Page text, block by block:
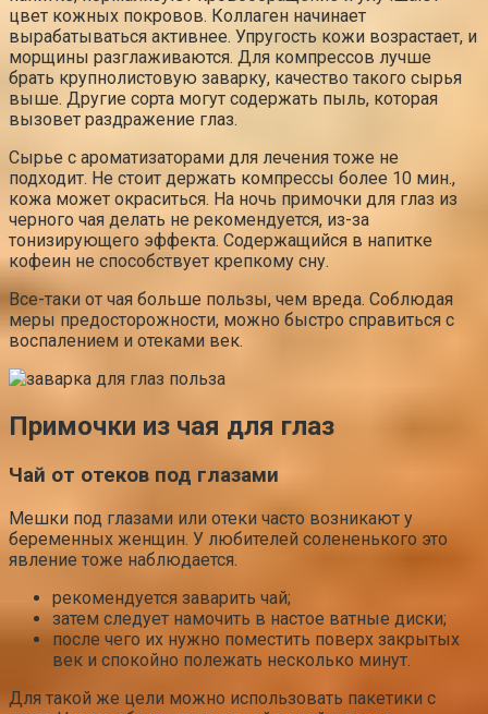
цвет кожных покровов. Коллаген начинает
вырабатываться активнее. Упругость кожи возрастает, и
морщины разглаживаются. Для компрессов лучше
брать крупнолистовую заварку, качество такого сырья
выше. Другие сорта могут содержать пыль, которая
вызовет раздражение глаз.
Сырье с ароматизаторами для лечения тоже не
подходит. Не стоит держать компрессы более 10 мин.,
кожа может окраситься. На ночь примочки для глаз из
черного чая делать не рекомендуется, из-за
тонизирующего эффекта. Содержащийся в напитке
кофеин не способствует крепкому сну.
Все-таки от чая больше пользы, чем вреда. Соблюдая
меры предосторожности, можно быстро справиться с
воспалением и отеками век.
Примочки из чая для глаз
Чай от отеков под глазами
Мешки под глазами или отеки часто возникают у
беременных женщин. У любителей солененького это
явление тоже наблюдается.
рекомендуется заварить чай;
затем следует намочить в настое ватные диски;
после чего их нужно поместить поверх закрытых
век и спокойно полежать несколько минут.
Для такой же цели можно использовать пакетики с